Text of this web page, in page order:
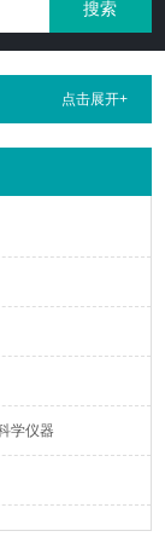
点击展开+
学仪器